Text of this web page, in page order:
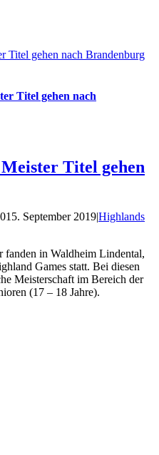
Titel gehen nach Brandenburg
Titel gehen nach
Titel gehen
15. September 2019|Highlands
fanden in Waldheim Lindental,
Games statt. Bei diesen
Meisterschaft im Bereich der
(17 – 18 Jahre).